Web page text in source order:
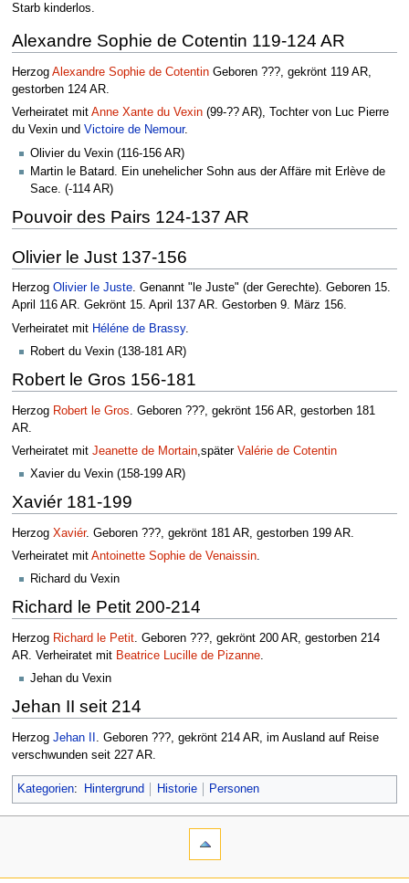
Starb kinderlos.
Alexandre Sophie de Cotentin 119-124 AR
Herzog Alexandre Sophie de CotentinGeboren ???, gekrönt 119 AR,
gestorben 124 AR.
Verheiratet mit Anne Xante du Vexin(99-?? AR), Tochter von Luc Pierre
du Vexin und Victoire de Nemour.
Olivier du Vexin (116-156 AR)
Martin le Batard. Ein unehelicher Sohn aus der Affäre mit Erlève de
Sace. (-114 AR)
Pouvoir des Pairs 124-137 AR
Olivier le Just 137-156
Herzog Olivier le Juste. Genannt "le Juste" (der Gerechte). Geboren 15.
April 116 AR. Gekrönt 15. April 137 AR. Gestorben 9. März 156.
Verheiratet mit Héléne de Brassy.
Robert du Vexin (138-181 AR)
Robert le Gros 156-181
Herzog Robert le Gros . Geboren ???, gekrönt 156 AR, gestorben 181
AR.
Verheiratet mit Jeanette de Mortain,später Valérie de Cotentin
Xavier du Vexin (158-199 AR)
Xaviér 181-199
Herzog Xaviér. Geboren ???, gekrönt 181 AR, gestorben 199 AR.
Verheiratet mit Antoinette Sophie de Venaissin.
Richard du Vexin
Richard le Petit 200-214
Herzog Richard le Petit. Geboren ???, gekrönt 200 AR, gestorben 214
AR. Verheiratet mit Beatrice Lucille de Pizanne.
Jehan du Vexin
Jehan II seit 214
Herzog Jehan II
. Geboren ???, gekrönt 214 AR, im Ausland auf Reise
verschwunden seit 227 AR.
Kategorien: Hintergrund Historie Personen